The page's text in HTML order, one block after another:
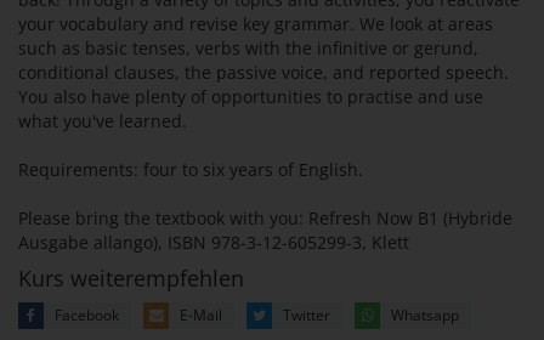
your vocabulary and revise key grammar. We look at areas
such as basic tenses, verbs with the infinitive or gerund,
conditional clauses, the passive voice, and reported speech.
You also have plenty of opportunities to practise and use
what you've learned.
Requirements: four to six years of English.
Please bring the textbook with you: Refresh Now B1 (Hybride
Ausgabe allango), ISBN 978-3-12-605299-3, Klett
Kurs weiterempfehlen
Facebook E-Mail Twitter Whatsapp